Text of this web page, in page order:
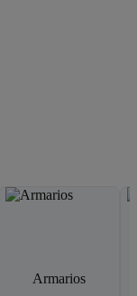
Armarios